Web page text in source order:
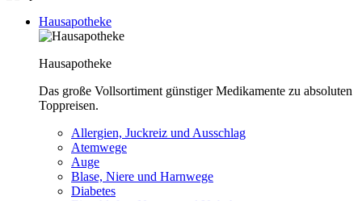
Hausapotheke
Hausapotheke
Das große Vollsortiment günstiger Medikamente zu absoluten
Toppreisen.
Allergien, Juckreiz und Ausschlag
Atemwege
Auge
Blase, Niere und Harnwege
Diabetes